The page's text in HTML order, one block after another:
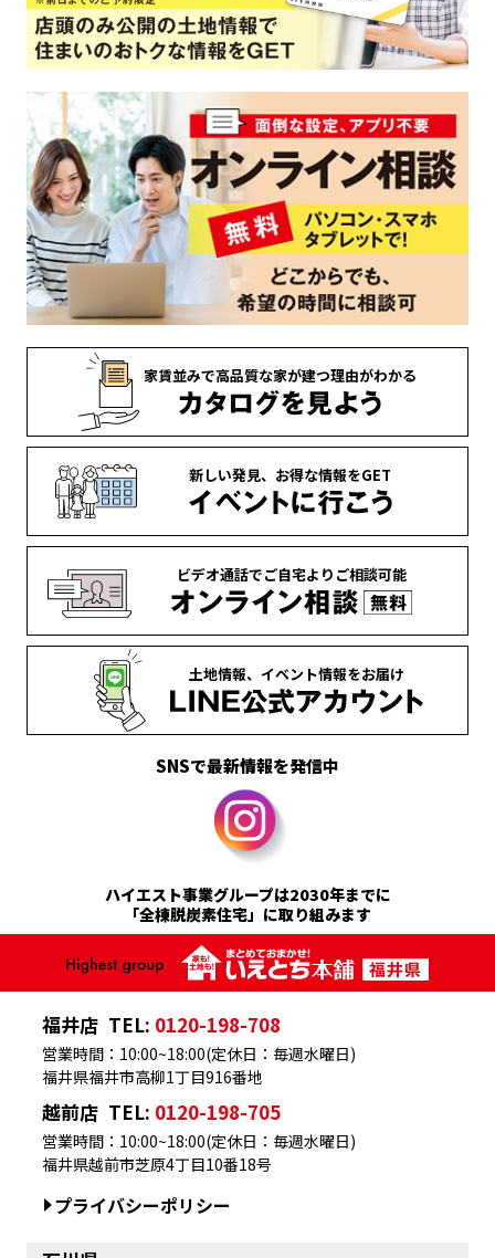
家賃並みで高品質な家が建つ理由がわかる
新しい発見、 お得な情報をGET
ビデオ通話でご自宅より ご相談可能
土地情報、 イベント情報をお届け
SNSで最新情報を発信中
ハイエスト事業グループは2030年までに
「全棟脱炭素住宅」に取り組みます
福井店 TEL: 0120-198-708
福井県福井市高柳1丁目916番地
営業時間：10:00~18:00(定休日：毎週水曜日)
越前店 TEL: 0120-198-705
福井県越前市芝原4丁目10番18号
営業時間：10:00~18:00(定休日：毎週水曜日)
プライバシーポリシー